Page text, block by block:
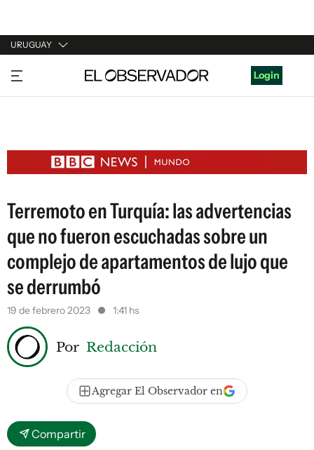
URUGUAY
URUGUAY
ARGENTINA
ESTADOS UNIDOS
Login
Terremoto en Turquía: las advertencias
que no fueron escuchadas sobre un
complejo de apartamentos de lujo que
se derrumbó
19 de febrero 2023 1:41 hs
Por Redacción
Agregar El Observador en
Compartir